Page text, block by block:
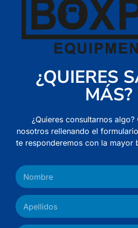
¿QUIERES
MÁS?
¿Quieres consultarnos
nosotros rellenando el
te responderemos con la mayor